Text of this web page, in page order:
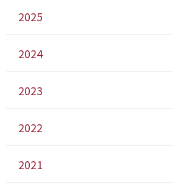
2025
2024
2023
2022
2021